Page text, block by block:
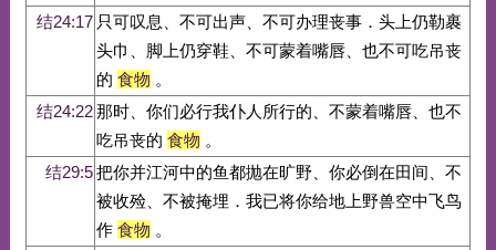
结24:17 只可叹息、不可出声、不可办理丧事．头上仍勒裹
头巾、脚上仍穿鞋、不可蒙着嘴唇、也不可吃吊丧
的 食物 。
结24:22那时、你们必行我仆人所行的、不蒙着嘴唇、也不
吃吊丧的 食物 。
结29:5把你并江河中的鱼都抛在旷野、你必倒在田间、不
被收殓、不被掩埋．我已将你给地上野兽空中飞鸟
作 食物 。